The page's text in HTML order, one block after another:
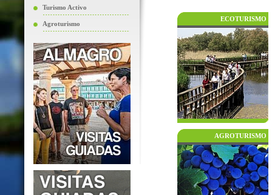
Turismo Activo
Agroturismo
ECOTURISMO
AGROTURISMO